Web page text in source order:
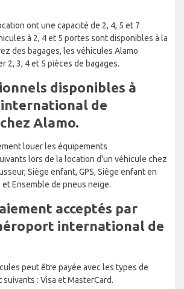
ont une capacité de 2, 4, 5 et 7
à 2, 4 et 5 portes sont disponibles à la
des bagages, les véhicules Alamo
2, 3, 4 et 5 pièces de bagages.
disponibles à
de
Alamo.
louer les équipements
lors de la location d'un véhicule chez
Siège enfant, GPS, Siège enfant en
et Ensemble de pneus neige.
acceptés par
international de
peut être payée avec les types de
: Visa et MasterCard.